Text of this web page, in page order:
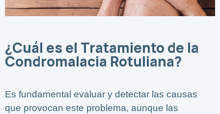
¿Cuál es el Tratamiento de la
Condromalacia Rotuliana?
Es fundamental evaluar y detectar las causas
que provocan este problema, aunque las